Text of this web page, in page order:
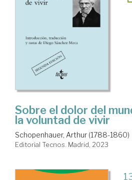
Sobre el dolor del
la voluntad de vivir
Schopenhauer, Arthur (1788-1860)
Editorial Tecnos. Madrid, 2023